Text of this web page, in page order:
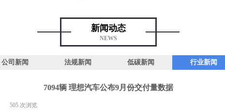
新闻动态
NEWS
公司新闻 法规新闻 低碳新闻 行业新闻
7094辆 理想汽车公布9月份交付量数据
505 次浏览